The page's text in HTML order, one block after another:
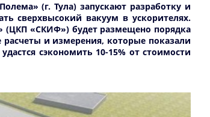
(г. Тула) запускают разработку и
сверхвысокий вакуум в ускорителях.
(ЦКП «СКИФ») будет размещено порядка
и измерения, которые показали
сэкономить 10-15% от стоимости